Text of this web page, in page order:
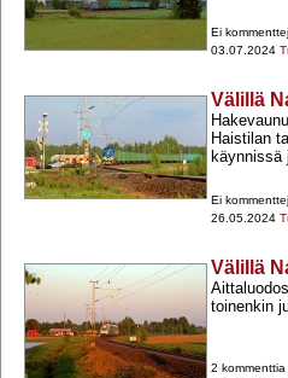
Ei
03.07.2024
Välillä
Haistilan
käynnissä
Ei
26.05.2024
Välillä
toinenkin
2 kommenttia